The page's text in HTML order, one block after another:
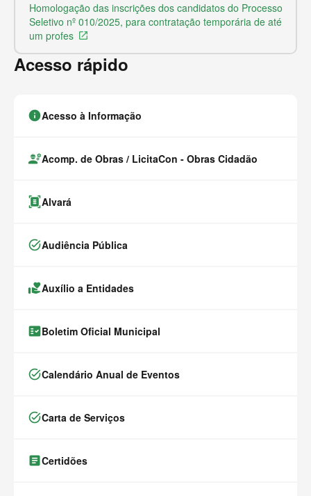
Homologação das inscrições dos candidatos do Processo
Seletivo nº 010/2025, para contratação temporária de até
um profes launch
Acesso rápido
infoAcesso à Informação
engineeringAcomp. de Obras / LicitaCon - Obras Cidadão
document_scannerAlvará
task_altAudiência Pública
volunteer_activismAuxílio a Entidades
fact_checkBoletim Oficial Municipal
task_altCalendário Anual de Eventos
task_altCarta de Serviços
articleCertidões